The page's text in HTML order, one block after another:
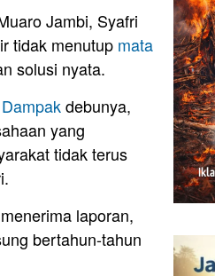
Jambi, Syafri
tidak menutup mata
solusi nyata.
Dampakdebunya,
yang
tidak terus
laporan,
bertahun-tahun